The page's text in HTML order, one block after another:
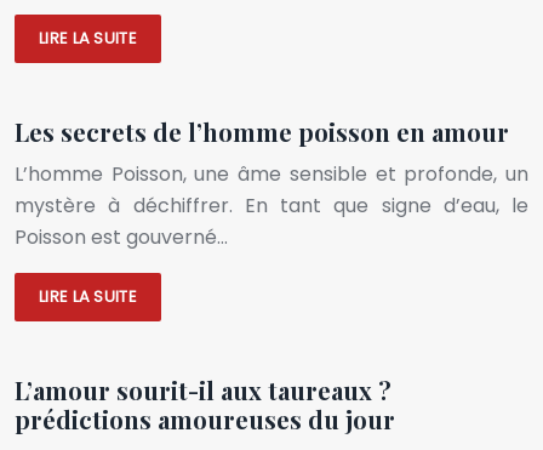
LIRE LA SUITE
Les secrets de l’homme poisson en amour
L’homme Poisson, une âme sensible et profonde, un
mystère à déchiffrer. En tant que signe d’eau, le
Poisson est gouverné…
LIRE LA SUITE
L’amour sourit-il aux taureaux ?
prédictions amoureuses du jour